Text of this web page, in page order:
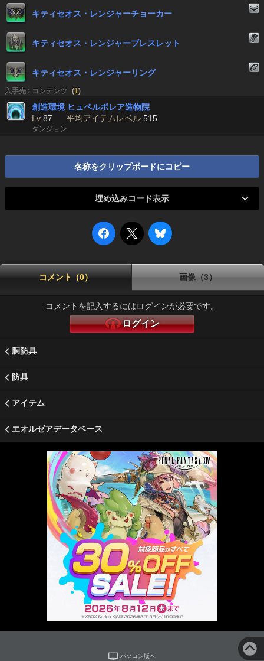
キティセオス・レンジャーチョーカー
キティセオス・レンジャーブレスレット
キティセオス・レンジャーリング
入手先 : コンテンツ (1)
創造環境 ヒュペルボレア造物院
Lv 87 平均アイテムレベル 515
ダンジョン
名称をクリップボードにコピー
埋め込みコード表示
コメント（0） 画像（3）
コメントを記入するにはログインが必要です。
ログイン
胴防具
防具
アイテム
エオルゼアデータベース
パソコン版へ